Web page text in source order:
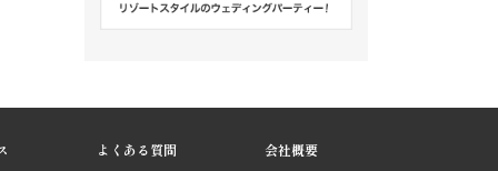
よくある質問 会社概要